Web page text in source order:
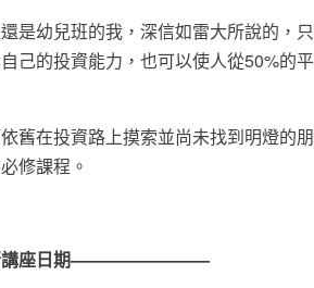
是幼兒班的我，深信如雷大所說的，
己的投資能力，也可以使人從50%的
舊在投資路上摸索並尚未找到明燈的
修課程。
座日期————————